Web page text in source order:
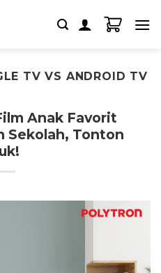
TV VS ANDROID TV
Anak Favorit
Sekolah, Tonton